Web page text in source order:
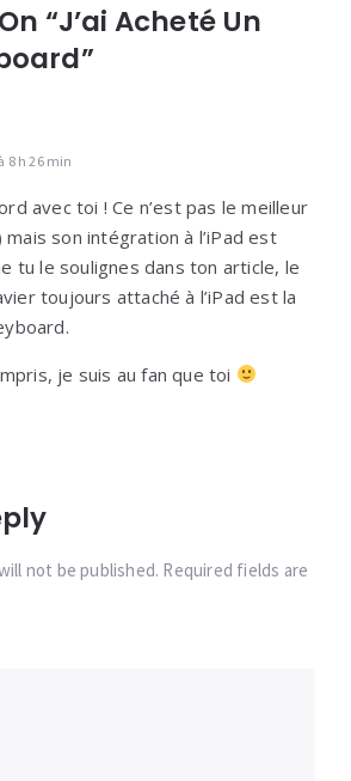
“J’ai Acheté Un
8 h 26 min
avec toi ! Ce n’est pas le meilleur
son intégration à l’iPad est
tu le soulignes dans ton article, le
toujours attaché à l’iPad est la
je suis au fan que toi
not be published. Required fields are